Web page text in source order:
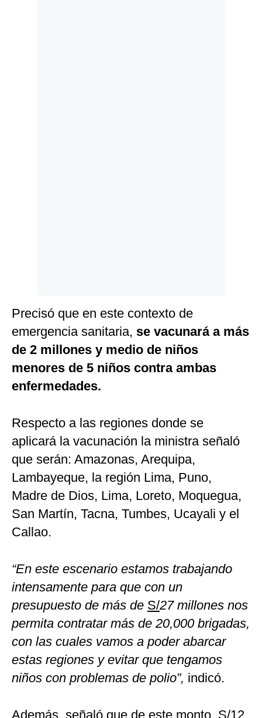
Precisó que en este contexto de
emergencia sanitaria, se vacunará a más
de 2 millones y medio de niños
menores de 5 niños contra ambas
enfermedades.
Respecto a las regiones donde se
aplicará la vacunación la ministra señaló
que serán: Amazonas, Arequipa,
Lambayeque, la región Lima, Puno,
Madre de Dios, Lima, Loreto, Moquegua,
San Martín, Tacna, Tumbes, Ucayali y el
Callao.
“En este escenario estamos trabajando
intensamente para que con un
presupuesto de más de S/27 millones nos
permita contratar más de 20,000 brigadas,
con las cuales vamos a poder abarcar
estas regiones y evitar que tengamos
niños con problemas de polio”, indicó.
Además, señaló que de este monto, S/12